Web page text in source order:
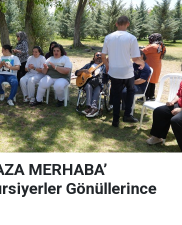
MERHABA’
Gönüllerince